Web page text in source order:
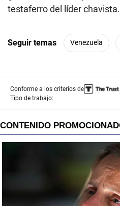
testaferro del líder chavista.
Seguir temas Venezuela
Conforme a los criterios de
Tipo de trabajo: